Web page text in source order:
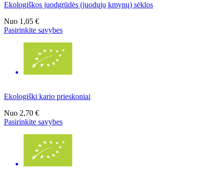
Ekologiškos juodgrūdės (juodųjų kmynų) sėklos
Nuo 1,05 €
Pasirinkite savybes
Ekologiški kario prieskoniai
Nuo 2,70 €
Pasirinkite savybes